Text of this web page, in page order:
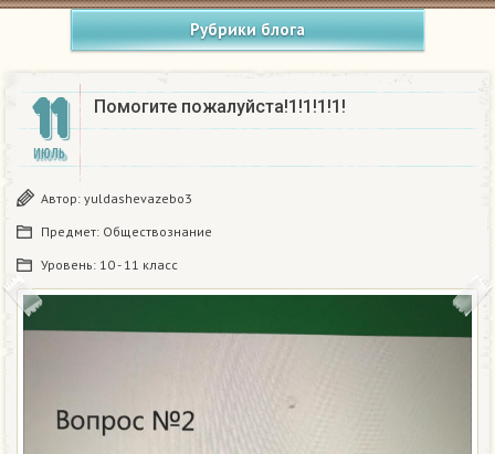
Рубрики блога
11
ИЮЛЬ
Помогите пожалуйста!1!1!1!1!
Автор: yuldashevazebo3
Предмет: Обществознание
Уровень: 10 - 11 класс